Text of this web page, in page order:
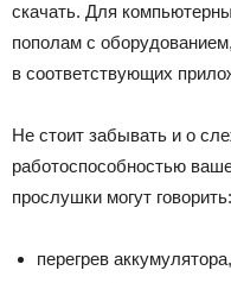
скачать. Для
пополам с
в соответствующих
Не стоит забывать и о
работоспособностью
прослушки могут говорить:
перегрев